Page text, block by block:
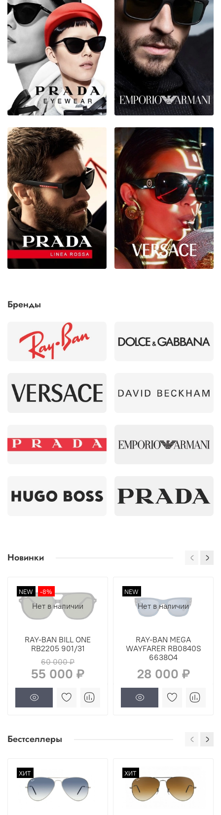
Бренды
Новинки
Нет в наличии
NEW -8%
RAY-BAN BILL ONE
RB2205 901/31
60 000 ₽
55 000 ₽
Нет в наличии
NEW
RAY-BAN MEGA
WAYFARER RB0840S
6638O4
28 000 ₽
Бестселлеры
ХИТ ХИТ